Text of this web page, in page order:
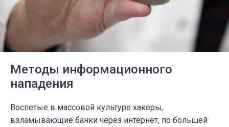
Методы информационного
нападения
Воспетые в массовой культуре хакеры,
взламывающие банки через интернет, по большей